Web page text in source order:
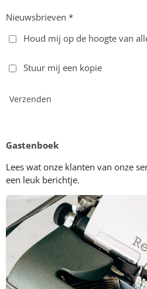
Nieuwsbrieven *
Houd mij op de hoogte van
Stuur mij een kopie
Verzenden
Gastenboek
Lees wat onze klanten van onze
een leuk berichtje.